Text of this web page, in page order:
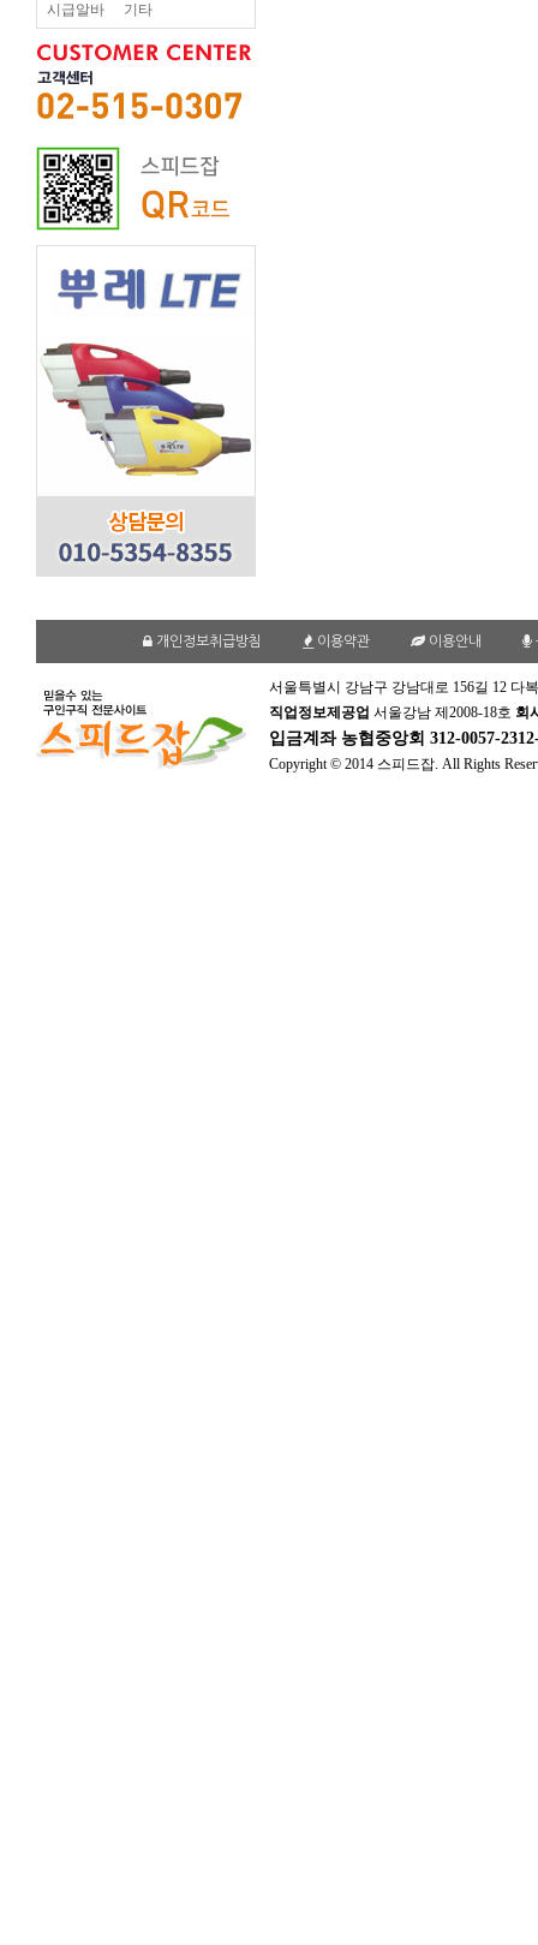
시급알바 기타
개인정보취급방침 이용약관 이용안내
서울특별시 강남구 강남대로 156길 12 다
직업정보제공업 서울강남 제2008-18호 회
입금계좌 농협중앙회 312-0057-
Copyright © 2014 스피드잡. All Rights